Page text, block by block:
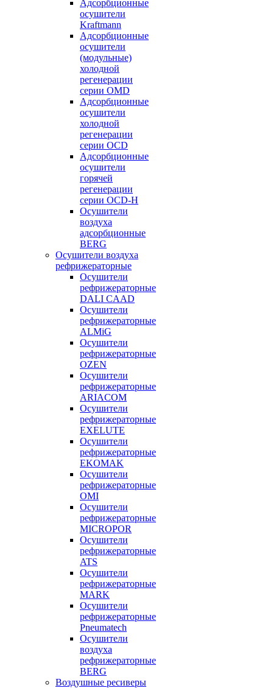
Адсорбционные
осушители
Kraftmann
Адсорбционные
осушители
(модульные)
холодной
регенерации
серии OMD
Адсорбционные
осушители
холодной
регенерации
серии OCD
Адсорбционные
осушители
горячей
регенерации
серии OСD-H
Осушители
воздуха
адсорбционные
BERG
Осушители воздуха
рефрижераторные
Осушители
рефрижераторные
DALI CAAD
Осушители
рефрижераторные
ALMiG
Осушители
рефрижераторные
OZEN
Осушители
рефрижераторные
ARIACOM
Осушители
рефрижераторные
EXELUTE
Осушители
рефрижераторные
EKOMAK
Осушители
рефрижераторные
OMI
Осушители
рефрижераторные
MICROPOR
Осушители
рефрижераторные
ATS
Осушители
рефрижераторные
MARK
Осушители
рефрижераторные
Pneumatech
Осушители
воздуха
рефрижераторные
BERG
Воздушные ресиверы